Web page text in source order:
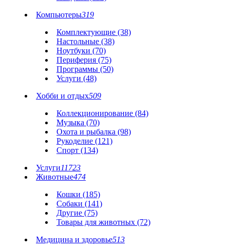
Компьютеры319
Комплектующие (38)
Настольные (38)
Ноутбуки (70)
Периферия (75)
Программы (50)
Услуги (48)
Хобби и отдых509
Коллекционирование (84)
Музыка (70)
Охота и рыбалка (98)
Рукоделие (121)
Спорт (134)
Услуги11723
Животные474
Кошки (185)
Собаки (141)
Другие (75)
Товары для животных (72)
Медицина и здоровье513